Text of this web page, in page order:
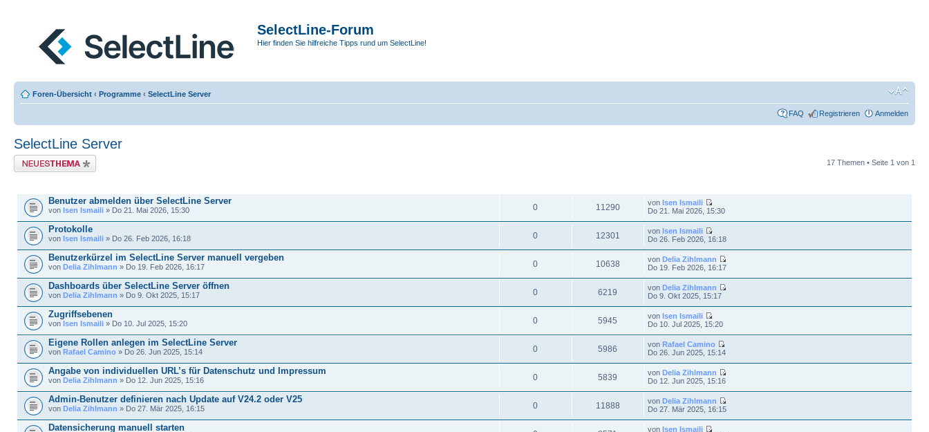
SelectLine-Forum
Hier finden Sie hilfreiche Tipps rund um SelectLine!
Foren-Übersicht ‹ Programme ‹ SelectLine Server
FAQ Registrieren Anmelden
SelectLine Server
Neues Thema erstellen 17 Themen • Seite 1 von 1
Benutzer abmelden über SelectLine Server
von Isen Ismaili » Do 21. Mai 2026, 15:30 0 11290 vonIsen Ismaili
Do 21. Mai 2026, 15:30
Protokolle
von Isen Ismaili » Do 26. Feb 2026, 16:18 0 12301 vonIsen Ismaili
Do 26. Feb 2026, 16:18
Benutzerkürzel im SelectLine Server manuell vergeben
von Delia Zihlmann » Do 19. Feb 2026, 16:17 0 10638 vonDelia Zihlmann
Do 19. Feb 2026, 16:17
Dashboards über SelectLine Server öffnen
von Delia Zihlmann » Do 9. Okt 2025, 15:17 0 6219 vonDelia Zihlmann
Do 9. Okt 2025, 15:17
Zugriffsebenen
von Isen Ismaili » Do 10. Jul 2025, 15:20 0 5945 vonIsen Ismaili
Do 10. Jul 2025, 15:20
Eigene Rollen anlegen im SelectLine Server
von Rafael Camino » Do 26. Jun 2025, 15:14 0 5986 vonRafael Camino
Do 26. Jun 2025, 15:14
Angabe von individuellen URL’s für Datenschutz und Impressum
von Delia Zihlmann » Do 12. Jun 2025, 15:16 0 5839 vonDelia Zihlmann
Do 12. Jun 2025, 15:16
Admin-Benutzer definieren nach Update auf V24.2 oder V25
von Delia Zihlmann » Do 27. Mär 2025, 16:15 0 11888 vonDelia Zihlmann
Do 27. Mär 2025, 16:15
Datensicherung manuell starten vonIsen Ismaili